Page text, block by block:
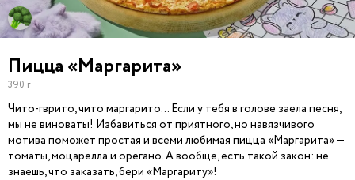
Пицца «Маргарита»
390 г
Чито-гврито, чито маргарито… Если у тебя в голове заела песня,
мы не виноваты! Избавиться от приятного, но навязчивого
мотива поможет простая и всеми любимая пицца «Маргарита» —
томаты, моцарелла и орегано. А вообще, есть такой закон: не
знаешь, что заказать, бери «Маргариту»!